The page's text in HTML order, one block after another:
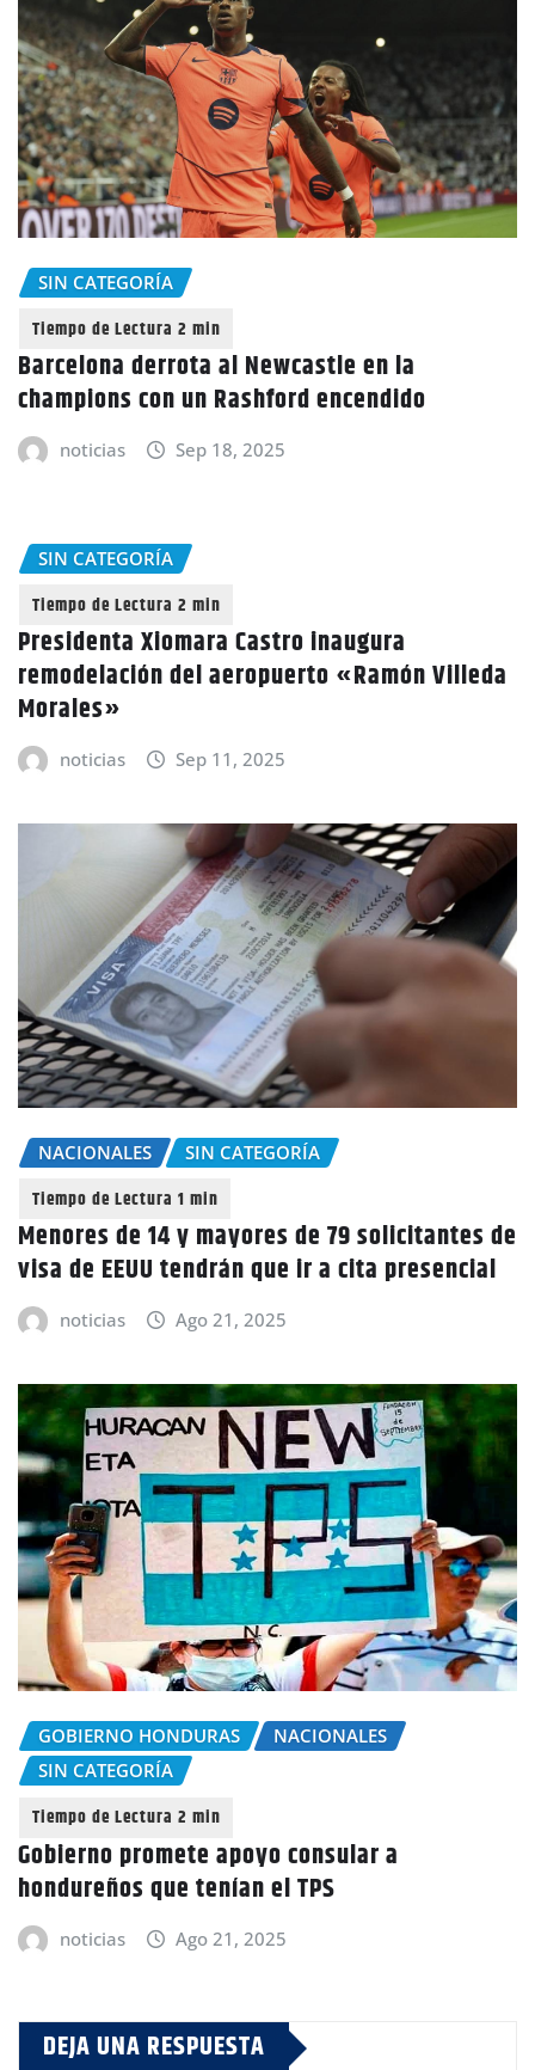
SIN CATEGORÍA
Barcelona derrota al Newcastle en la
champions con un Rashford encendido
noticias Sep 18, 2025
SIN CATEGORÍA
Presidenta Xiomara Castro inaugura
remodelación del aeropuerto «Ramón Villeda
Morales»
noticias Sep 11, 2025
NACIONALES SIN CATEGORÍA
Menores de 14 y mayores de 79 solicitantes de
visa de EEUU tendrán que ir a cita presencial
noticias Ago 21, 2025
GOBIERNO HONDURAS
NACIONALES
SIN CATEGORÍA
Gobierno promete apoyo consular a
hondureños que tenían el TPS
noticias Ago 21, 2025
DEJA UNA RESPUESTA